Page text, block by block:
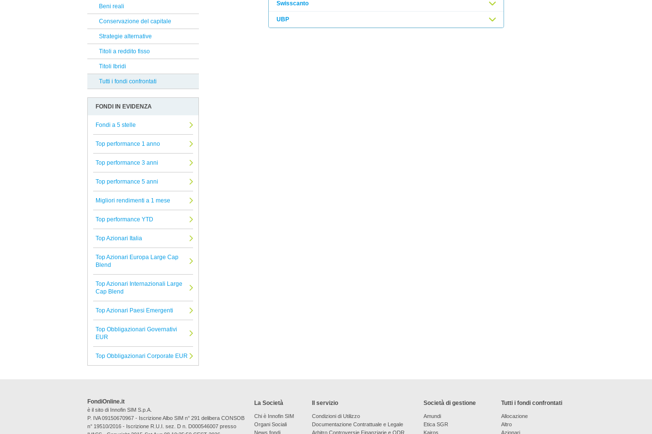
Reclami Assicurativi
Reclami Servizio di Investimento
Infusive Fund
Mediobanca
Jupiter
Muzinich
Bantleon
Soprarno SGR
Rothschild
Amundi
Eurizon
Columbia Threadneedle
Ethenea
Morgan Stanley
Tutte le Società di Gestione
Beni reali
Conservazione del capitale
Strategie alternative
Titoli a reddito fisso
Titoli Ibridi
Tutti i fondi confrontati
Swisscanto
UBP
FONDI IN EVIDENZA
Fondi a 5 stelle
Top performance 1 anno
Top performance 3 anni
Top performance 5 anni
Migliori rendimenti a 1 mese
Top performance YTD
Top Azionari Italia
Top Azionari Europa Large Cap
Blend
Top Azionari Internazionali Large
Cap Blend
Top Azionari Paesi Emergenti
Top Obbligazionari Governativi
EUR
Top Obbligazionari Corporate EUR
La Società
Chi è Innofin SIM
Organi Sociali
News fondi
Il servizio
Condizioni di Utilizzo
Documentazione Contrattuale e Legale
Arbitro Controversie Finanziarie e ODR
Società di gestione
Amundi
Etica SGR
Kairos
Tutti i fondi confrontati
Allocazione
Altro
Azionari
FondiOnline.it
è il sito di Innofin SIM S.p.A.
P. IVA 09150670967 - Iscrizione Albo SIM n° 291 delibera CONSOB
n° 19510/2016 - Iscrizione R.U.I. sez. D n. D000546007 presso